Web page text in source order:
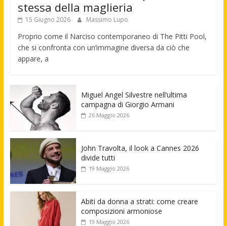
stessa della maglieria
15 Giugno 2026 Massimo Lupo
Proprio come il Narciso contemporaneo di The Pitti Pool,
che si confronta con un’immagine diversa da ciò che
appare, a
Miguel Angel Silvestre nell’ultima
campagna di Giorgio Armani
26 Maggio 2026
John Travolta, il look a Cannes 2026
divide tutti
19 Maggio 2026
Abiti da donna a strati: come creare
composizioni armoniose
19 Maggio 2026